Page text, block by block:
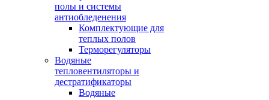
полы и системы
антиобледенения
Комплектующие для
теплых полов
Терморегуляторы
Водяные
тепловентиляторы и
дестратификаторы
Водяные